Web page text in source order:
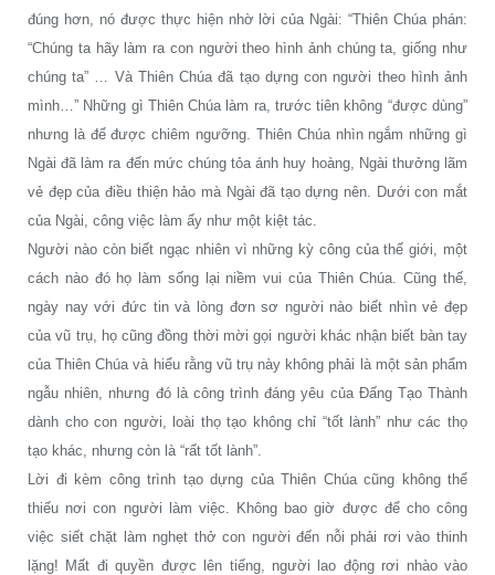
đúng hơn, nó được thực hiện nhờ lời của Ngài: “Thiên Chúa phán:
“Chúng ta hãy làm ra con người theo hình ảnh chúng ta, giống như
chúng ta” … Và Thiên Chúa đã tạo dựng con người theo hình ảnh
mình…” Những gì Thiên Chúa làm ra, trước tiên không “được dùng”
nhưng là để được chiêm ngưỡng. Thiên Chúa nhìn ngắm những gì
Ngài đã làm ra đến mức chúng tỏa ánh huy hoàng, Ngài thưởng lãm
vẻ đẹp của điều thiện hảo mà Ngài đã tạo dựng nên. Dưới con mắt
của Ngài, công việc làm ấy như một kiệt tác.
Người nào còn biết ngạc nhiên vì những kỳ công của thế giới, một
cách nào đó họ làm sống lại niềm vui của Thiên Chúa. Cũng thế,
ngày nay với đức tin và lòng đơn sơ người nào biết nhìn vẻ đẹp
của vũ trụ, họ cũng đồng thời mời gọi người khác nhận biết bàn tay
của Thiên Chúa và hiểu rằng vũ trụ này không phải là một sản phẩm
ngẫu nhiên, nhưng đó là công trình đáng yêu của Đấng Tạo Thành
dành cho con người, loài thọ tạo không chỉ “tốt lành” như các thọ
tạo khác, nhưng còn là “rất tốt lành”.
Lời đi kèm công trình tạo dựng của Thiên Chúa cũng không thể
thiếu nơi con người làm việc. Không bao giờ được để cho công
việc siết chặt làm nghẹt thở con người đến nỗi phải rơi vào thinh
lặng! Mất đi quyền được lên tiếng, người lao động rơi nhào vào